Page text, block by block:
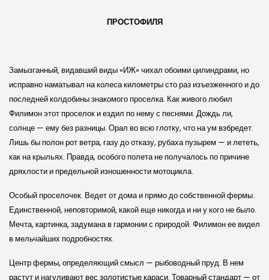
ПРОСТОФИЛЯ
Замызганный, видавший виды «ИЖ» чихал обоими цилиндрами, но
исправно наматывал на колеса километры сто раз изъезженного и до
последней колдобины знакомого проселка. Как живого любил
Филимон этот проселок и ездил по нему с песнями. Дождь ли,
солнце — ему без разницы. Орал во всю глотку, что на ум взбредет.
Лишь бы полон рот ветра, газу до отказу, рубаха пузырем — и лететь,
как на крыльях. Правда, особого полета не получалось по причине
дряхлости и предельной изношенности мотоцикла.
Особый проселочек. Ведет от дома и прямо до собственной фермы.
Единственной, неповторимой, какой еще никогда и ни у кого не было.
Мечта, картинка, задумана в гармонии с природой. Филимон ее видел
в мельчайших подробностях.
Центр фермы, определяющий смысл — рыбоводный пруд. В нем
растут и нагуливают вес золотистые караси. Товарный стандарт — от